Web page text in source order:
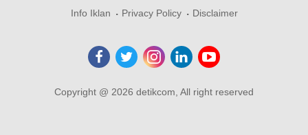
Info Iklan
Privacy Policy Disclaimer
Copyright @ 2026 detikcom, All right reserved